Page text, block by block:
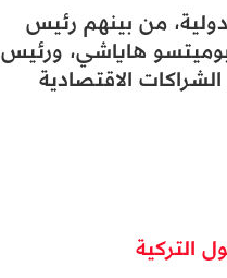
من بينهم رئيس
هاياشي، ورئيس
الاقتصادية
التركية